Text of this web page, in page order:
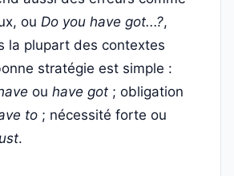
ou Do you have got...?,
la plupart des contextes
stratégie est simple :
ou have got ; obligation
to ; nécessité forte ou
.